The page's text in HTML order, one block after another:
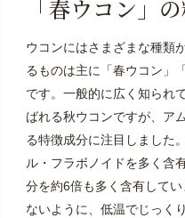
「春ウコン」
ウコンにはさまざまな種類
るものは主に「春ウコン」
です。一般的に広く知られ
ばれる秋ウコンですが、ア
る特徴成分に注目しました
ル・フラボノイドを多く含
分を約6倍も多く含有して
ないように、低温でじっく